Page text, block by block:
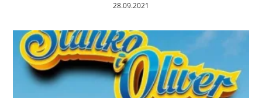
28.09.2021